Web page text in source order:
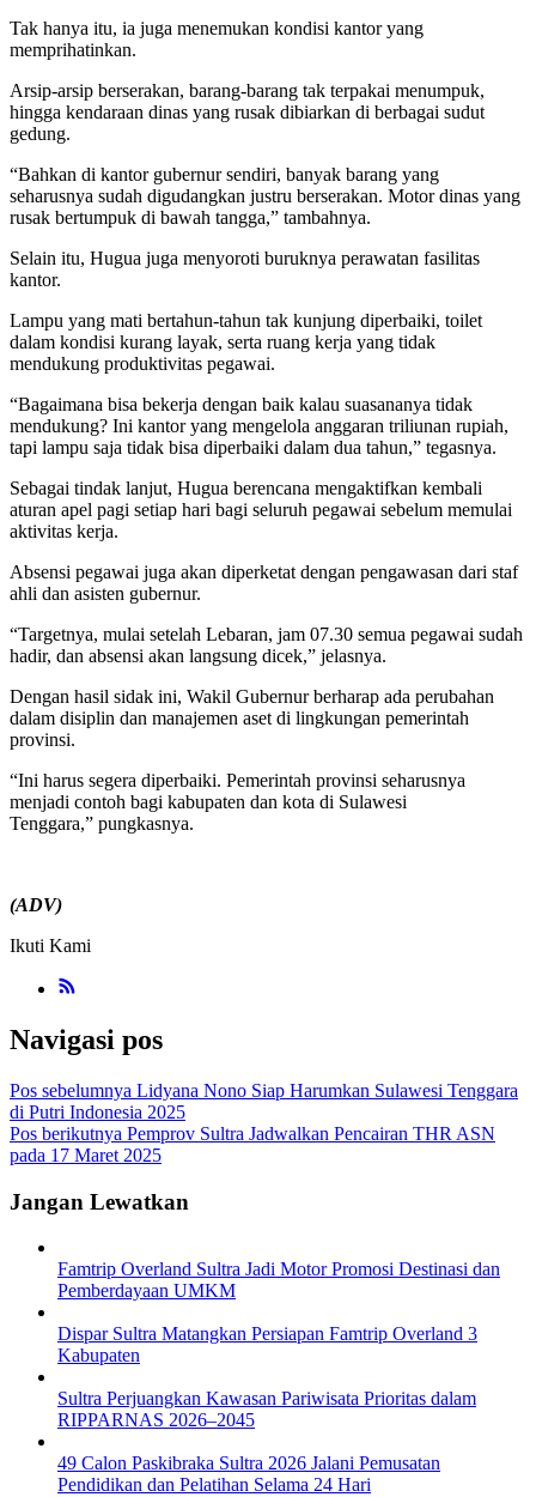
Tak hanya itu, ia juga menemukan kondisi kantor yang
memprihatinkan.
Arsip-arsip berserakan, barang-barang tak terpakai menumpuk,
hingga kendaraan dinas yang rusak dibiarkan di berbagai sudut
gedung.
“Bahkan di kantor gubernur sendiri, banyak barang yang
seharusnya sudah digudangkan justru berserakan. Motor dinas yang
rusak bertumpuk di bawah tangga,” tambahnya.
Selain itu, Hugua juga menyoroti buruknya perawatan fasilitas
kantor.
Lampu yang mati bertahun-tahun tak kunjung diperbaiki, toilet
dalam kondisi kurang layak, serta ruang kerja yang tidak
mendukung produktivitas pegawai.
“Bagaimana bisa bekerja dengan baik kalau suasananya tidak
mendukung? Ini kantor yang mengelola anggaran triliunan rupiah,
tapi lampu saja tidak bisa diperbaiki dalam dua tahun,” tegasnya.
Sebagai tindak lanjut, Hugua berencana mengaktifkan kembali
aturan apel pagi setiap hari bagi seluruh pegawai sebelum memulai
aktivitas kerja.
Absensi pegawai juga akan diperketat dengan pengawasan dari staf
ahli dan asisten gubernur.
“Targetnya, mulai setelah Lebaran, jam 07.30 semua pegawai sudah
hadir, dan absensi akan langsung dicek,” jelasnya.
Dengan hasil sidak ini, Wakil Gubernur berharap ada perubahan
dalam disiplin dan manajemen aset di lingkungan pemerintah
provinsi.
“Ini harus segera diperbaiki. Pemerintah provinsi seharusnya
menjadi contoh bagi kabupaten dan kota di Sulawesi
Tenggara,” pungkasnya.
(ADV)
Ikuti Kami
Navigasi pos
Pos sebelumnya Lidyana Nono Siap Harumkan Sulawesi Tenggara
di Putri Indonesia 2025
Pos berikutnya Pemprov Sultra Jadwalkan Pencairan THR ASN
pada 17 Maret 2025
Jangan Lewatkan
Famtrip Overland Sultra Jadi Motor Promosi Destinasi dan
Pemberdayaan UMKM
Dispar Sultra Matangkan Persiapan Famtrip Overland 3
Kabupaten
Sultra Perjuangkan Kawasan Pariwisata Prioritas dalam
RIPPARNAS 2026–2045
49 Calon Paskibraka Sultra 2026 Jalani Pemusatan
Pendidikan dan Pelatihan Selama 24 Hari